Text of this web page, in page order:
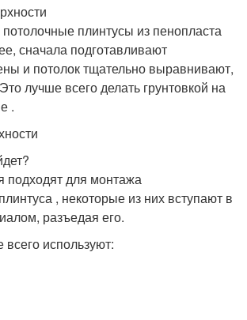
плинтусы из пенопласта
сначала подготавливают
и потолок тщательно выравнивают,
лучше всего делать грунтовкой на
.
подходят для монтажа
, некоторые из них вступают в
разъедая его.
используют: